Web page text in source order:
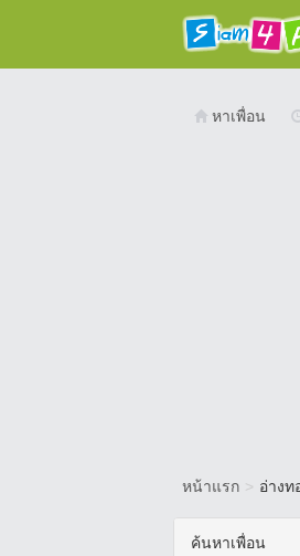
หาเพื่อน
หน้าแรก > อ่างท
ค้นหาเพื่อน